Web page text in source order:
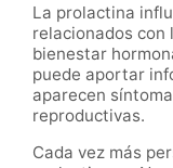
La prolactina
relacionados
bienestar
puede aportar
aparecen
reproductivas.
Cada vez más